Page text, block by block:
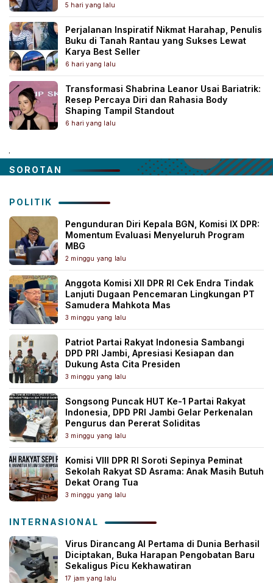
5 hari yang lalu
Perjalanan Inspiratif Nikmat Harahap, Penulis
Buku di Tanah Rantau yang Sukses Lewat
Karya Best Seller
6 hari yang lalu
Transformasi Shabrina Leanor Usai Bariatrik:
Resep Percaya Diri dan Rahasia Body
Shaping Tampil Standout
6 hari yang lalu
.
SOROTAN
POLITIK
Pengunduran Diri Kepala BGN, Komisi IX DPR:
Momentum Evaluasi Menyeluruh Program
MBG
2 minggu yang lalu
Anggota Komisi XII DPR RI Cek Endra Tindak
Lanjuti Dugaan Pencemaran Lingkungan PT
Samudera Mahkota Mas
3 minggu yang lalu
Patriot Partai Rakyat Indonesia Sambangi
DPD PRI Jambi, Apresiasi Kesiapan dan
Dukung Asta Cita Presiden
3 minggu yang lalu
Songsong Puncak HUT Ke-1 Partai Rakyat
Indonesia, DPD PRI Jambi Gelar Perkenalan
Pengurus dan Pererat Soliditas
3 minggu yang lalu
Komisi VIII DPR RI Soroti Sepinya Peminat
Sekolah Rakyat SD Asrama: Anak Masih Butuh
Dekat Orang Tua
3 minggu yang lalu
INTERNASIONAL
Virus Dirancang AI Pertama di Dunia Berhasil
Diciptakan, Buka Harapan Pengobatan Baru
Sekaligus Picu Kekhawatiran
17 jam yang lalu